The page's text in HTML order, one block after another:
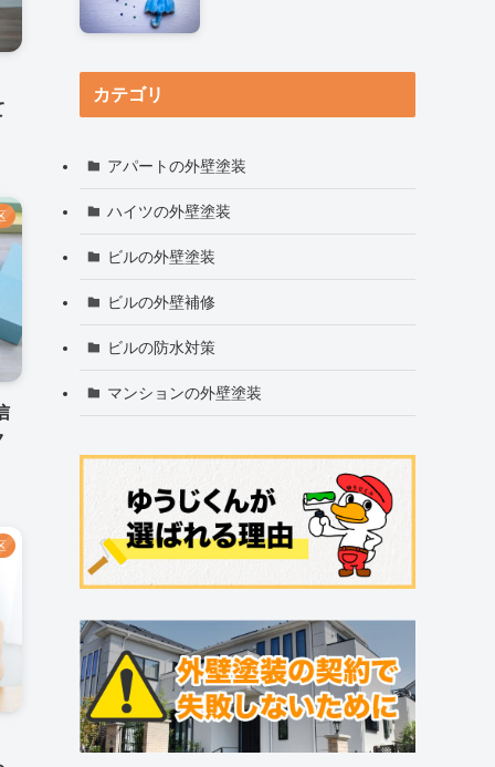
カテゴリ
アパートの外壁塗装
ハイツの外壁塗装
ビルの外壁塗装
ビルの外壁補修
ビルの防水対策
マンションの外壁塗装